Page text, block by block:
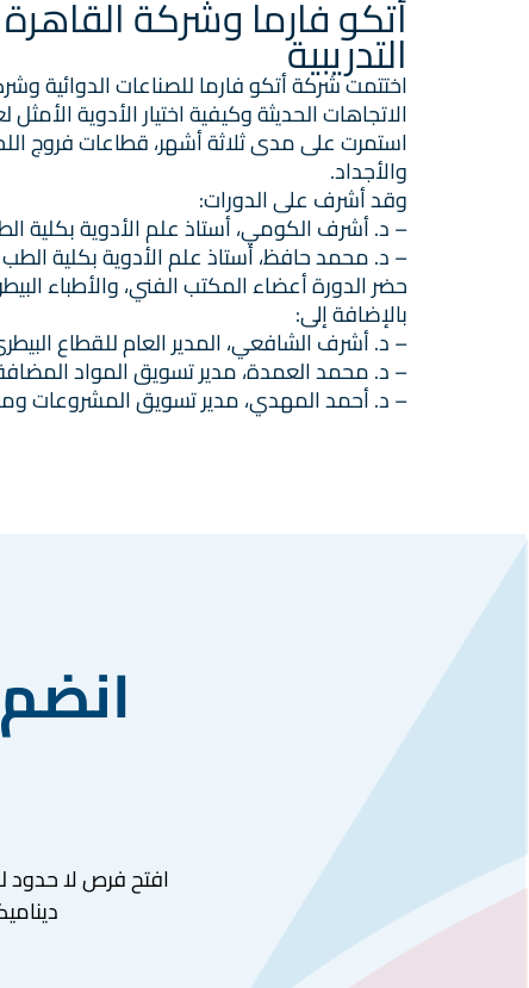
أتكو فارما وشركة
التدريبية
اختتمت شركة أتكو فارما للصناعات الدوائية
الاتجاهات الحديثة وكيفية اختيار الأدوية
استمرت على مدى ثلاثة أشهر، قطاعات فروج
والأجداد.
وقد أشرف على الدورات:
– د. أشرف الكومي، أستاذ علم الأدوية بكلية
– د. محمد حافظ، أستاذ علم الأدوية بكلية الطب
حضر الدورة أعضاء المكتب الفني، والأطباء
بالإضافة إلى:
– د. أشرف الشافعي، المدير العام للقطاع
– د. محمد العمدة، مدير تسويق المواد
– د. أحمد المهدي، مدير تسويق المشروعات
افتح فرص لا حدود